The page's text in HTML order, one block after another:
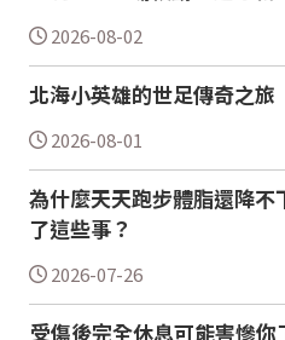
2026-08-02
北海小英雄的世足傳奇之旅
2026-08-01
為什麼天天跑步體脂還降不
了這些事？
2026-07-26
受傷後完全休息可能害慘你